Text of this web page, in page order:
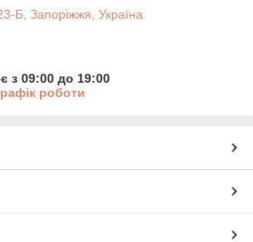
Б, Запоріжжя, Україна
з 09:00 до 19:00
роботи